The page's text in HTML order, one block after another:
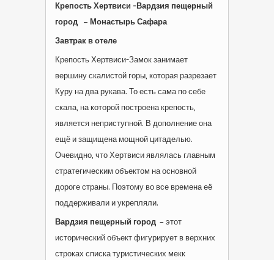
Крепость Хертвиси -Вардзия пещерный
город – Монастырь Сафара
Завтрак в отеле
Крепость Хертвиси-Замок занимает
вершину скалистой горы, которая разрезает
Куру на два рукава. То есть сама по себе
скала, на которой построена крепость,
является неприступной. В дополнение она
ещё и защищена мощной цитаделью.
Очевидно, что Хертвиси являлась главным
стратегическим объектом на основной
дороге страны. Поэтому во все времена её
поддерживали и укрепляли.
Вардзия пещерный город – этот
исторический объект фигурирует в верхних
строках списка туристических мекк